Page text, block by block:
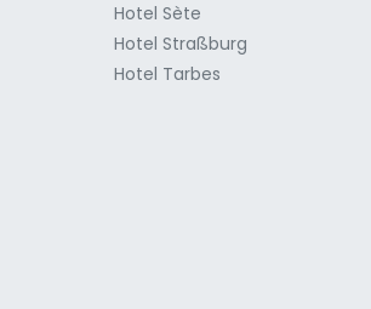
Hotel Sète
Hotel Straßburg
Hotel Tarbes